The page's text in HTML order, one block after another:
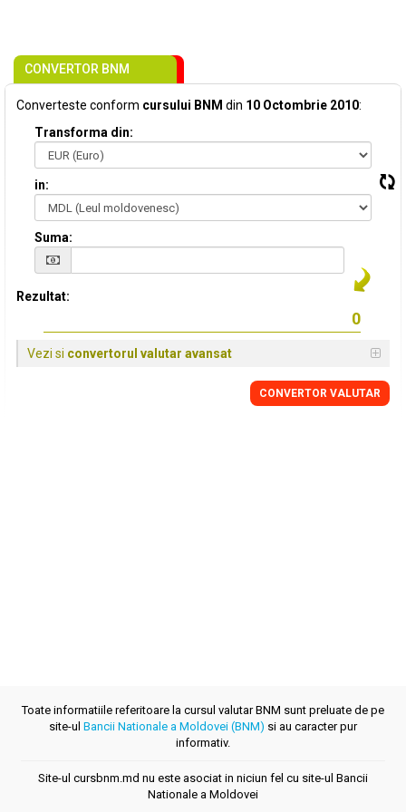
CONVERTOR BNM
Converteste conform cursului BNM din 10 Octombrie 2010:
Transforma din:
in:
Suma:
Rezultat:
Vezi si convertorul valutar avansat
CONVERTOR VALUTAR
Toate informatiile referitoare la cursul valutar BNM sunt preluate de pe
site-ul Bancii Nationale a Moldovei (BNM) si au caracter pur
informativ.
Site-ul cursbnm.md nu este asociat in niciun fel cu site-ul Bancii
Nationale a Moldovei